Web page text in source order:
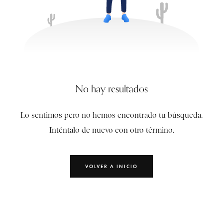
No hay resultados
Lo sentimos pero no hemos encontrado tu búsqueda.
Inténtalo de nuevo con otro término.
VOLVER A INICIO